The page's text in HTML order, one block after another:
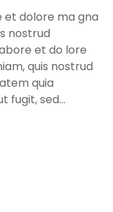
et dolore ma gna
nostrud
et do lore
quis nostrud
quia
fugit, sed…